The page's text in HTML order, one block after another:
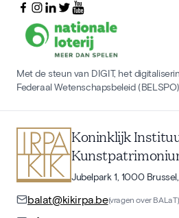
Met de steun van DIGIT, het
Federaal Wetenschapsbeleid (BELSPO)
Koninklijk
Jubelpark 1, 1000
balat@kikirpa.be(vragen over BALaT)